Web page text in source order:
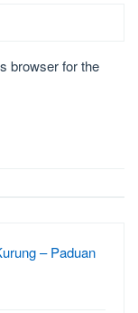
browser for the
– Paduan